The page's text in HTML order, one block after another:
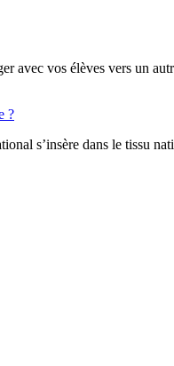
avec vos élèves vers un
?
s’insère dans le tissu